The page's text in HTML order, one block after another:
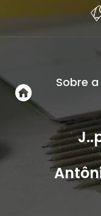
Sobre